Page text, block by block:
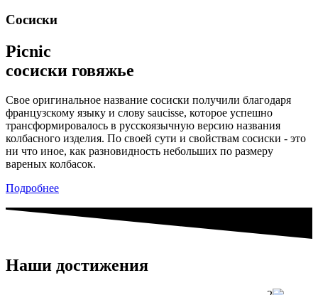
Сосиски
Picnic
сосиски говяжье
Свое оригинальное название сосиски получили благодаря
французскому языку и слову saucisse, которое успешно
трансформировалось в русскоязычную версию названия
колбасного изделия. По своей сути и свойствам сосиски - это
ни что иное, как разновидность небольших по размеру
вареных колбасок.
Подробнее
Наши достижения